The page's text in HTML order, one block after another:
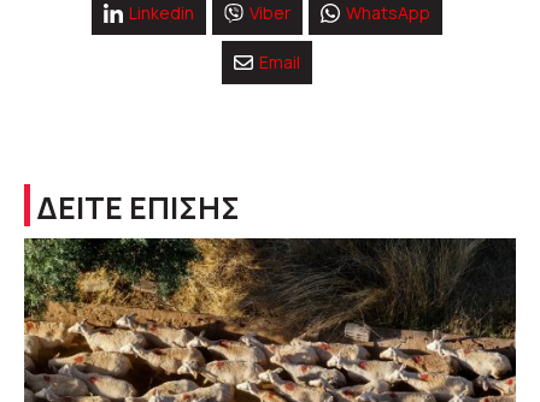
Linkedin Viber WhatsApp
Email
ΔΕΙΤΕ ΕΠΙΣΗΣ